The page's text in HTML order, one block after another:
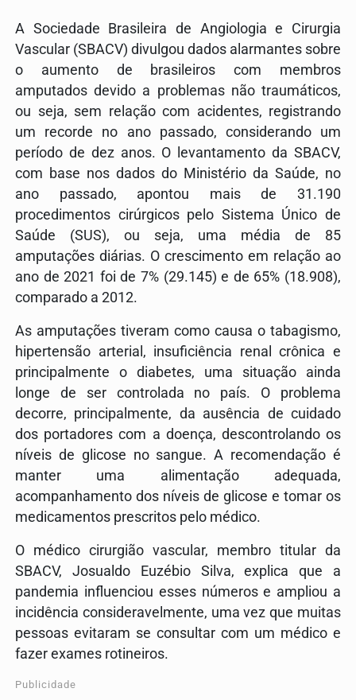
A Sociedade Brasileira de Angiologia e Cirurgia
Vascular (SBACV) divulgou dados alarmantes sobre
o aumento de brasileiros com membros
amputados devido a problemas não traumáticos,
ou seja, sem relação com acidentes, registrando
um recorde no ano passado, considerando um
período de dez anos. O levantamento da SBACV,
com base nos dados do Ministério da Saúde, no
ano passado, apontou mais de 31.190
procedimentos cirúrgicos pelo Sistema Único de
Saúde (SUS), ou seja, uma média de 85
amputações diárias. O crescimento em relação ao
ano de 2021 foi de 7% (29.145) e de 65% (18.908),
comparado a 2012.
As amputações tiveram como causa o tabagismo,
hipertensão arterial, insuficiência renal crônica e
principalmente o diabetes, uma situação ainda
longe de ser controlada no país. O problema
decorre, principalmente, da ausência de cuidado
dos portadores com a doença, descontrolando os
níveis de glicose no sangue. A recomendação é
manter uma alimentação adequada,
acompanhamento dos níveis de glicose e tomar os
medicamentos prescritos pelo médico.
O médico cirurgião vascular, membro titular da
SBACV, Josualdo Euzébio Silva, explica que a
pandemia influenciou esses números e ampliou a
incidência consideravelmente, uma vez que muitas
pessoas evitaram se consultar com um médico e
fazer exames rotineiros.
Publicidade